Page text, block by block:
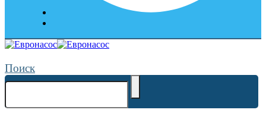
Поиск